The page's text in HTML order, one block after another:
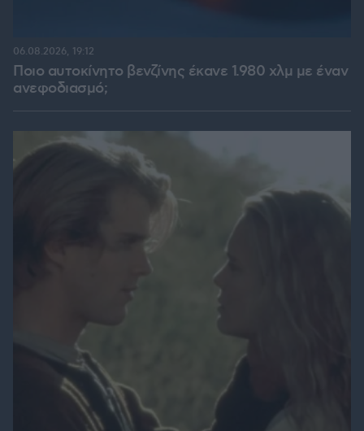
Ποιο αυτοκίνητο βενζίνης έκανε 1.980 χλμ με έναν
ανεφοδιασμό;
06.08.2026, 19:12